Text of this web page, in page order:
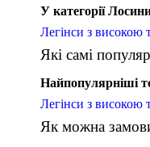
У категорії
Легінси з
Які самі
Найпопулярніші
Легінси з
Як можна